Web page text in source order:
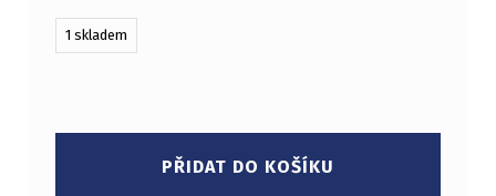
1 skladem
PŘIDAT DO KOŠÍKU